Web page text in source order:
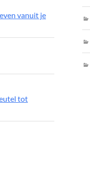
vanuit je
tot